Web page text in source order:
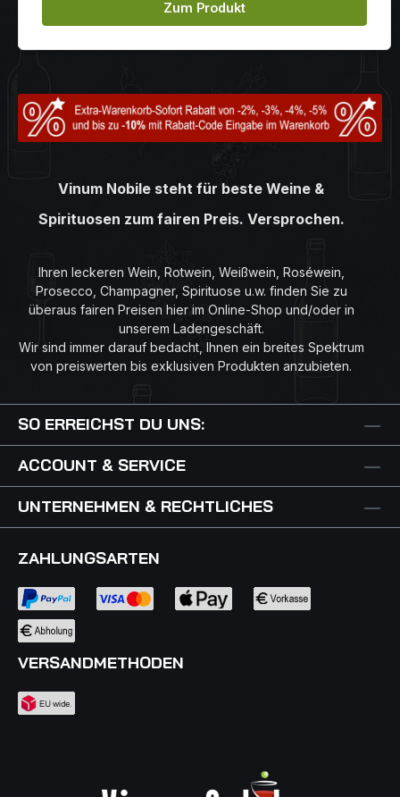
Zum Produkt
Vinum Nobile steht für beste Weine &
Spirituosen zum fairen Preis. Versprochen.
Ihren leckeren Wein, Rotwein, Weißwein, Roséwein,
Prosecco, Champagner, Spirituose u.w. finden Sie zu
überaus fairen Preisen hier im Online-Shop und/oder in
unserem Ladengeschäft.
Wir sind immer darauf bedacht, Ihnen ein breites Spektrum
von preiswerten bis exklusiven Produkten anzubieten.
SO ERREICHST DU UNS:
ACCOUNT & SERVICE
UNTERNEHMEN & RECHTLICHES
ZAHLUNGSARTEN
VERSANDMETHODEN